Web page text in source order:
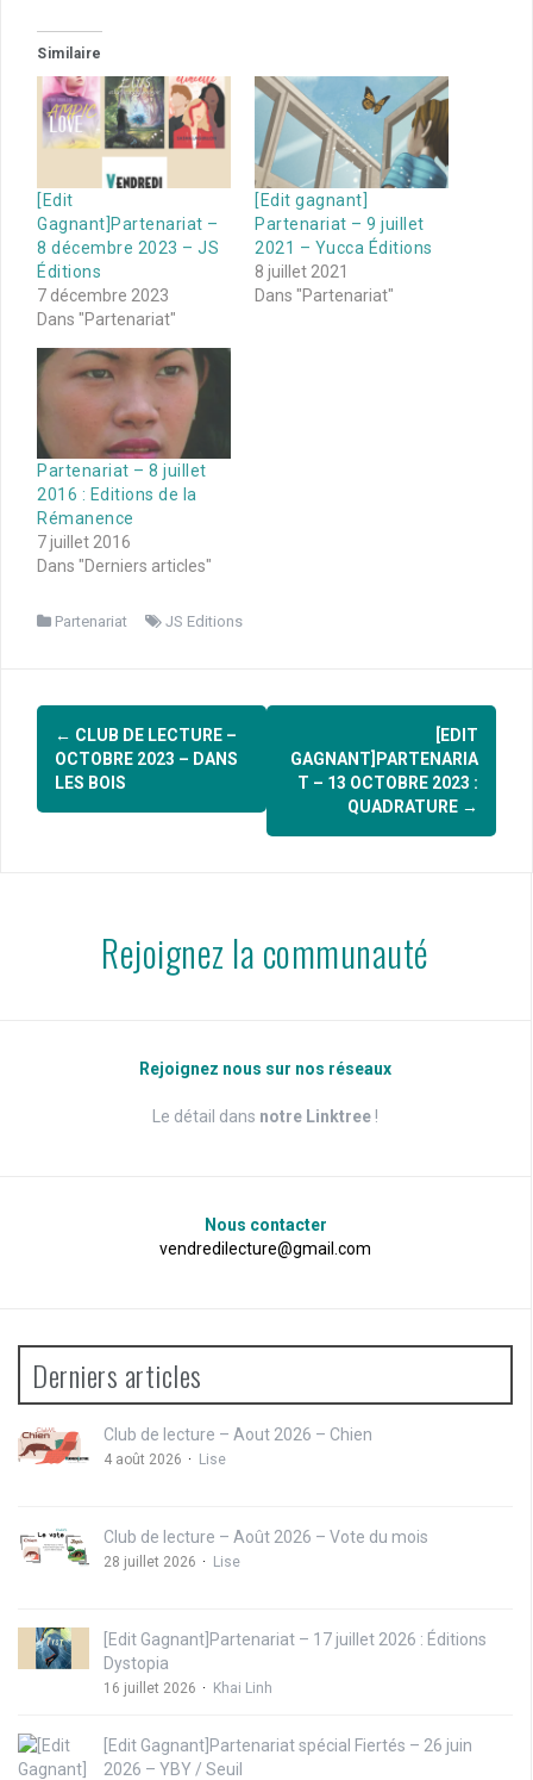
Similaire
[Edit
Gagnant]Partenariat –
8 décembre 2023 – JS
Éditions
7 décembre 2023
Dans "Partenariat"
[Edit gagnant]
Partenariat – 9 juillet
2021 – Yucca Éditions
8 juillet 2021
Dans "Partenariat"
Partenariat – 8 juillet
2016 : Editions de la
Rémanence
7 juillet 2016
Dans "Derniers articles"
Partenariat JS Editions
Navigation
d'article
← CLUB DE LECTURE –
OCTOBRE 2023 – DANS
LES BOIS
[EDIT
GAGNANT]PARTENARIA
T – 13 OCTOBRE 2023 :
QUADRATURE →
Rejoignez la communauté
Rejoignez nous sur nos réseaux
Le détail dans notre Linktree !
Nous contacter
vendredilecture@gmail.com
Derniers articles
Club de lecture – Aout 2026 – Chien
4 août 2026 Lise
Club de lecture – Août 2026 – Vote du mois
28 juillet 2026 Lise
[Edit Gagnant]Partenariat – 17 juillet 2026 : Éditions
Dystopia
16 juillet 2026 Khai Linh
[Edit Gagnant]Partenariat spécial Fiertés – 26 juin
2026 – YBY / Seuil